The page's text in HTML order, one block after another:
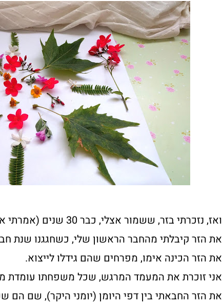
ואז, נזכרתי בזר, ששמור אצלי, כבר 30 שנים (אמרתי את זה בקול רם!!!!).
את הזר קיבלתי מהחבר הראשון שלי, כשחגגנו שנת
את הזר הכינה אימו, מפרחים שהם גידלו לייצוא.
אני זוכרת את המעמד המרגש, שכל משפחתו עומדת
את הזר החבאתי בין דפי היומן (יומני היקר), שם